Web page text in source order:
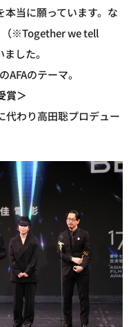
当に願っています。な
（※Together we tell
した。
のテーマ。
賞＞
わり高田聡プロデュー